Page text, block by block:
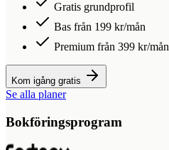
Gratis grundprofil
Bas från 199 kr/mån
Premium från 399 kr/mån
Kom igång gratis
Se alla planer
Bokföringsprogram